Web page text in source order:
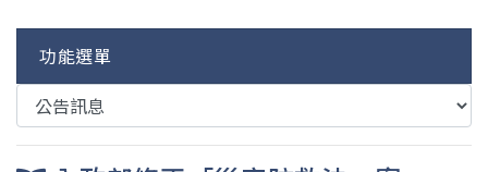
功能選單